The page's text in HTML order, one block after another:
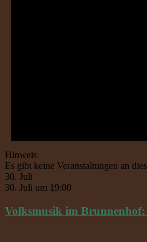
Hinweis
Es gibt keine Veranstaltungen an
30. Juli
30. Juli um 19:00
Volksmusik im